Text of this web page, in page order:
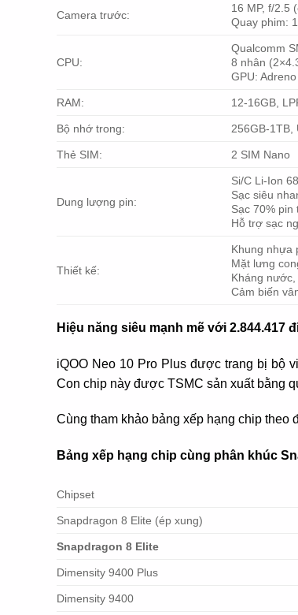
Camera trước:
16 MP, f/2.5
Quay phim:
CPU:
Qualcomm
8 nhân
GPU:
RAM: 12-16GB,
Bộ nhớ trong: 256GB-1TB,
Thẻ SIM: 2 SIM Nano
Dung lượng pin:
Si/C Li-Ion
Sạc siêu
Sạc 70% pin
Hỗ trợ sạc
Thiết kế:
Khung nhựa
Mặt lưng
Kháng nước,
Cảm biến
Hiệu năng siêu mạnh mẽ với 2.844.417
iQOO Neo 10 Pro Plus được trang bị bộ
Con chip này được TSMC sản xuất bằng
Cùng tham khảo bảng xếp hạng chip theo
Bảng xếp hạng chip cùng phân khúc
Chipset
Snapdragon 8 Elite (ép xung)
Snapdragon 8 Elite
Dimensity 9400 Plus
Dimensity 9400